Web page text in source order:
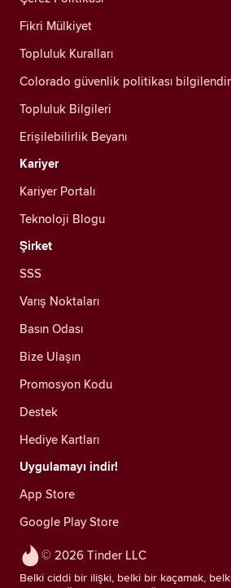
© 2026 Tinder LLC
Belki ciddi bir ilişki, belki bir kaçamak,
Fikri Mülkiyet
Topluluk Kuralları
Colorado güvenlik politikası
Topluluk Bilgileri
Erişilebilirlik Beyanı
Kariyer
Kariyer Portalı
Teknoloji Blogu
Şirket
SSS
Varış Noktaları
Basın Odası
Bize Ulaşın
Promosyon Kodu
Destek
Hediye Kartları
Uygulamayı indir!
App Store
Google Play Store